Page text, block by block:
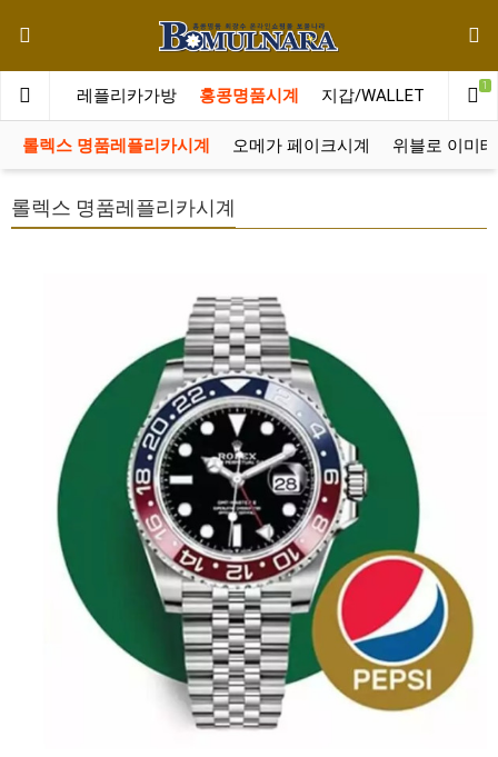
메인 레플리카가방 홍콩명품시계 지갑/WALLET 레플
1
롤렉스 명품레플리카시계 오메가 페이크시계 위블로 이미
롤렉스 명품레플리카시계